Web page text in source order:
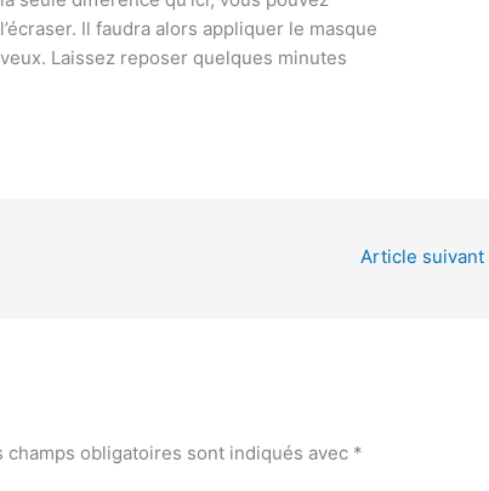
Il faudra alors appliquer le masque
Laissez reposer quelques minutes
Article suivant
champs obligatoires sont indiqués avec *